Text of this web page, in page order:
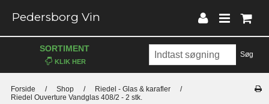
Pedersborg Vin
Søg
SORTIMENT
Forside / Shop / Riedel - Glas & karafler
/
Riedel Ouverture Vandglas 408/2 - 2 stk.